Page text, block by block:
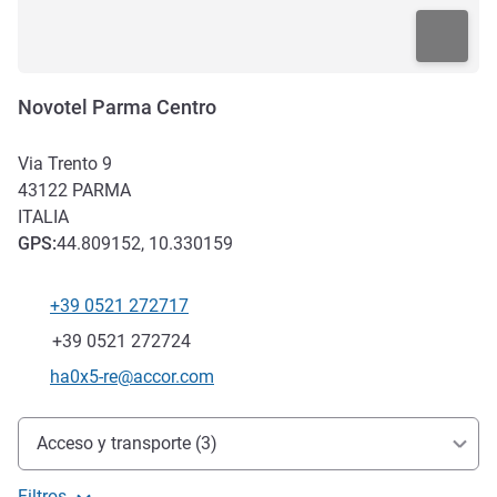
Novotel Parma Centro
Via Trento 9
43122 PARMA
ITALIA
GPS:44.809152, 10.330159
Teléfono
+39 0521 272717
Fax
+39 0521 272724
Correo electrónico de contacto
ha0x5-re@accor.com
Acceso y transporte
Acceso y transporte (3)